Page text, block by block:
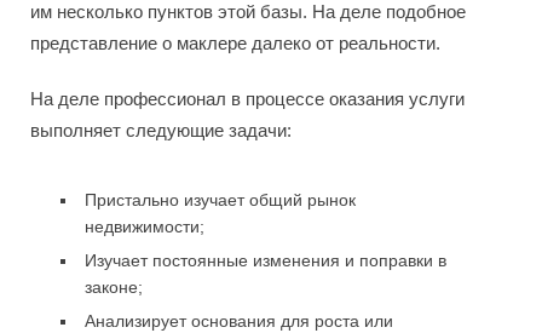
им несколько пунктов этой базы. На деле подобное
представление о маклере далеко от реальности.
На деле профессионал в процессе оказания услуги
выполняет следующие задачи:
Пристально изучает общий рынок
недвижимости;
Изучает постоянные изменения и поправки в
законе;
Анализирует основания для роста или